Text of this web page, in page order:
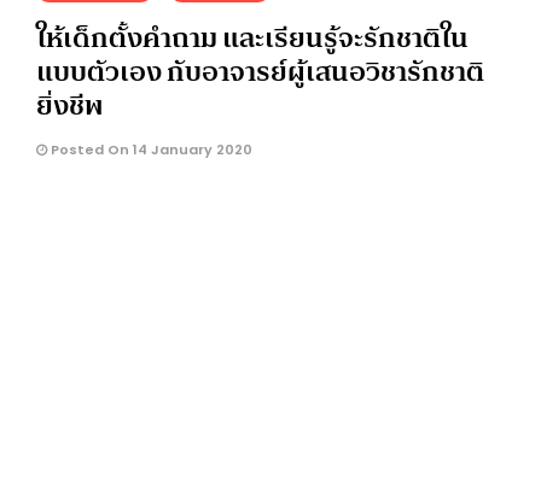
ให้เด็กตั้งคำถาม และเรียนรู้จะรักชาติใน
แบบตัวเอง กับอาจารย์ผู้เสนอวิชารักชาติ
ยิ่งชีพ
Posted On 14 January 2020